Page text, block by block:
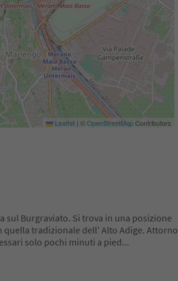
Leaflet | ©OpenStreetMapContributors
Burgraviato. Si trova in una posizione
tradizionale dell' Alto Adige. Attorno
solo pochi minuti a pied...